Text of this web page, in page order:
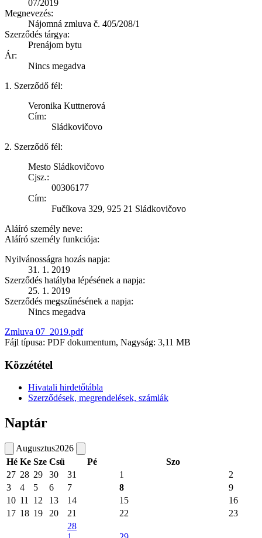
07/2019
Megnevezés:
Nájomná zmluva č. 405/208/1
Szerződés tárgya:
Prenájom bytu
Ár:
Nincs megadva
1. Szerződő fél:
Veronika Kuttnerová
Cím:
Sládkovičovo
2. Szerződő fél:
Mesto Sládkovičovo
Cjsz.:
00306177
Cím:
Fučíkova 329, 925 21 Sládkovičovo
Aláíró személy neve:
Aláíró személy funkciója:
Nyilvánosságra hozás napja:
31. 1. 2019
Szerződés hatályba lépésének a napja:
25. 1. 2019
Szerződés megszűnésének a napja:
Nincs megadva
Zmluva 07_2019.pdf
Fájl típusa: PDF dokumentum, Nagyság: 3,11 MB
Közzététel
Hivatali hirdetőtábla
Szerződések, megrendelések, számlák
Naptár
Augusztus2026
Hé Ke Sze Csü Pé
Szo
27 28 29 30 31 1
2
3
4 5 6 7 8
9
10 11 12 13 14 15
16
17 18 19 20 21 22
23
28